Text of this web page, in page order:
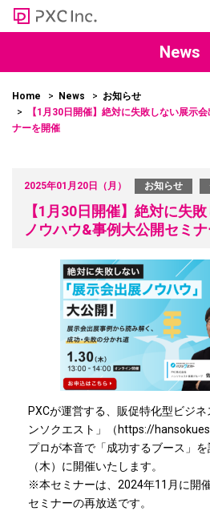
News
Home News
お知らせ
【1月30日開催】絶対に失敗しない展示
ナーを開催
2025年01月20日（月） お知らせ
【1月30日開催】絶対に失
ノウハウ&事例大公開セミ
PXCが運営する、販促特化型ビジ
ンソクエスト」（https://
プロが本音で「成功するブース」
（木）に開催いたします。
※本セミナーは、2024年11月に開
セミナーの再放送です。